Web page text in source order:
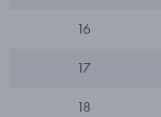
16
17
18